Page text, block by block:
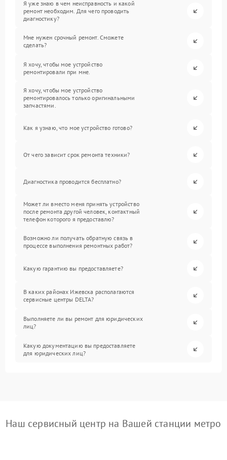
Я уже знаю в чем неисправность и какой
ремонт необходим. Для чего проводить
диагностику?
Мне нужен срочный ремонт. Сможете
сделать?
Я хочу, чтобы мое устройство
ремонтировали при мне.
Я хочу, чтобы мое устройство
ремонтировалось только оригинальными
запчастями.
Как я узнаю, что мое устройство готово?
От чего зависит срок ремонта техники?
Диагностика проводится бесплатно?
Может ли вместо меня принять устройство
после ремонта другой человек, контактный
телефон которого я предоставлю?
Возможно ли получать обратную связь в
процессе выполнения ремонтных работ?
Какую гарантию вы предоставляете?
В каких районах Ижевска располагаются
сервисные центры DELTA?
Выполняете ли вы ремонт для юридических
лиц?
Какую документацию вы предоставляете
для юридических лиц?
Наш сервисный центр на Вашей станции метро